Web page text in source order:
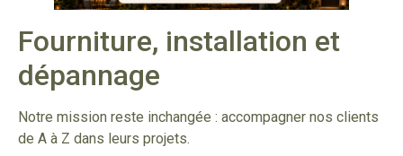
Fourniture, installation et
dépannage
Notre mission reste inchangée : accompagner nos clients
de A à Z dans leurs projets.